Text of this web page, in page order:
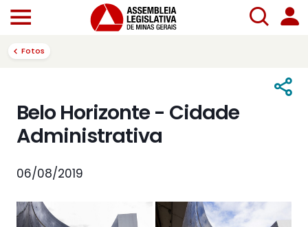
Fotos
Belo Horizonte - Cidade
Administrativa
06/08/2019